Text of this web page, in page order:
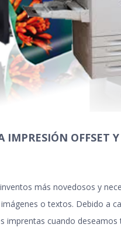
IMPRESIÓN OFFSET
más novedosos y
o textos. Debido a
imprentas cuando